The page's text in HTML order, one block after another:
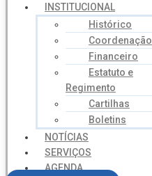
INSTITUCIONAL
Histórico
Coordenação
Financeiro
Estatuto e
Regimento
Cartilhas
Boletins
NOTÍCIAS
SERVIÇOS
AGENDA